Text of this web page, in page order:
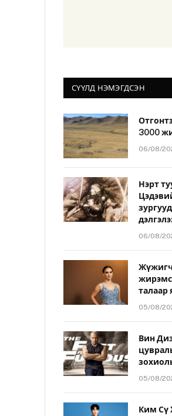
СҮҮЛД НЭМЭГДСЭН
3000
06/08/
Нэрт
06/08/
талаар
05/08/
Вин
05/08/
Ким Сү